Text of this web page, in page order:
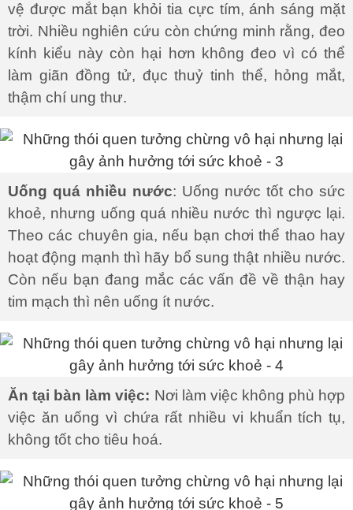
vệ được mắt bạn khỏi tia cực tím, ánh sáng mặt
trời. Nhiều nghiên cứu còn chứng minh rằng, đeo
kính kiểu này còn hại hơn không đeo vì có thể
làm giãn đồng tử, đục thuỷ tinh thể, hỏng mắt,
thậm chí ung thư.
Uống quá nhiều nước: Uống nước tốt cho sức
khoẻ, nhưng uống quá nhiều nước thì ngược lại.
Theo các chuyên gia, nếu bạn chơi thể thao hay
hoạt động mạnh thì hãy bổ sung thật nhiều nước.
Còn nếu bạn đang mắc các vấn đề về thận hay
tim mạch thì nên uống ít nước.
Ăn tại bàn làm việc: Nơi làm việc không phù hợp
việc ăn uống vì chứa rất nhiều vi khuẩn tích tụ,
không tốt cho tiêu hoá.